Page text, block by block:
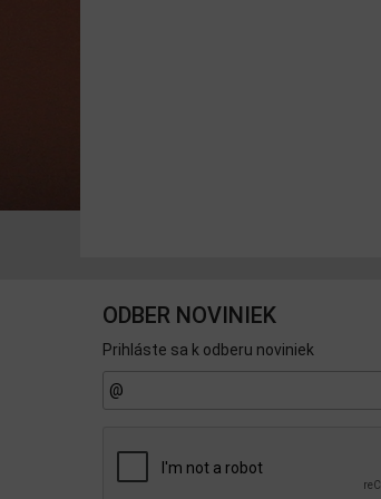
ODBER NOVINIEK
Prihláste sa k odberu noviniek